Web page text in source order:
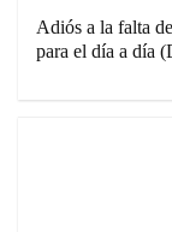
Adiós a la falta
para el día a día